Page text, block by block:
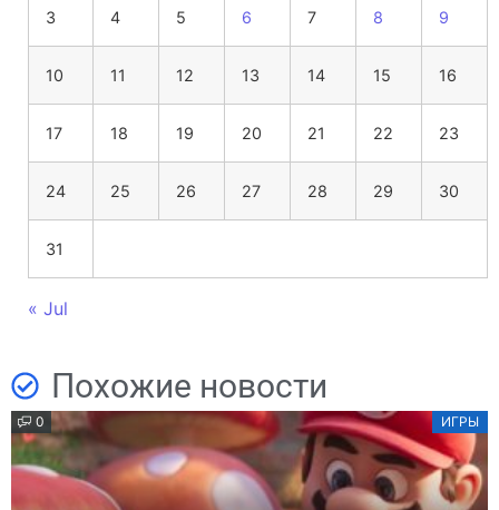
3 4 5 6 7 8 9
10 11 12 13 14 15 16
17 18 19 20 21 22 23
24 25 26 27 28 29 30
31
« Jul
Похожие новости
0 ИГРЫ